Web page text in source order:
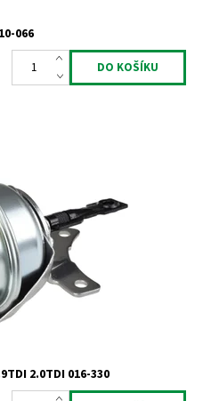
066
Garrett 1.9TDi 2.0TDi 66kW
103kW 110kW.
2.0TDI 016-330